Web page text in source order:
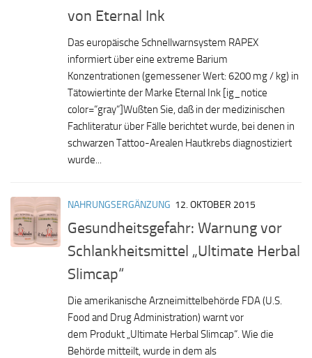
von Eternal Ink
Das europäische Schnellwarnsystem RAPEX
informiert über eine extreme Barium
Konzentrationen (gemessener Wert: 6200 mg / kg) in
Tätowiertinte der Marke Eternal Ink [ig_notice
color=“gray“]Wußten Sie, daß in der medizinischen
Fachliteratur über Fälle berichtet wurde, bei denen in
schwarzen Tattoo-Arealen Hautkrebs diagnostiziert
wurde...
NAHRUNGSERGÄNZUNG 12. OKTOBER 2015
Gesundheitsgefahr: Warnung vor
Schlankheitsmittel „Ultimate Herbal
Slimcap“
Die amerikanische Arzneimittelbehörde FDA (U.S.
Food and Drug Administration) warnt vor
dem Produkt „Ultimate Herbal Slimcap“. Wie die
Behörde mitteilt, wurde in dem als